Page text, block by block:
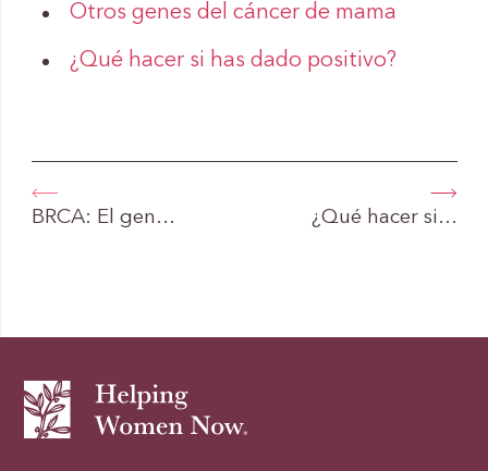
Otros genes del cáncer de mama
¿Qué hacer si has dado positivo?
BRCA: El gen… ¿Qué hacer si…